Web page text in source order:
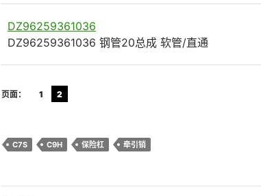
DZ96259361036
DZ96259361036 钢管20总成 软管/直通
页面： 1 2
C7S C9H 保险杠 牵引销